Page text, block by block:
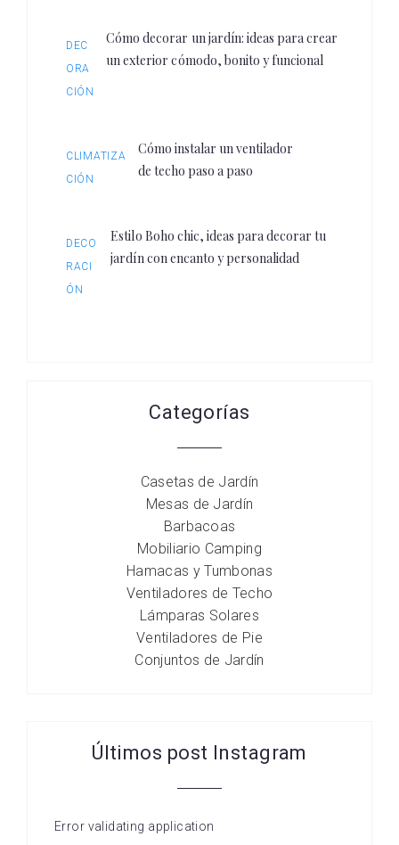
DEC
ORA
CIÓN
Cómo decorar un jardín: ideas para crear
un exterior cómodo, bonito y funcional
CLIMATIZA
CIÓN
Cómo instalar un ventilador
de techo paso a paso
DECO
RACI
ÓN
Estilo Boho chic, ideas para decorar tu
jardín con encanto y personalidad
Categorías
Casetas de Jardín
Mesas de Jardín
Barbacoas
Mobiliario Camping
Hamacas y Tumbonas
Ventiladores de Techo
Lámparas Solares
Ventiladores de Pie
Conjuntos de Jardín
Últimos post Instagram
Error validating application